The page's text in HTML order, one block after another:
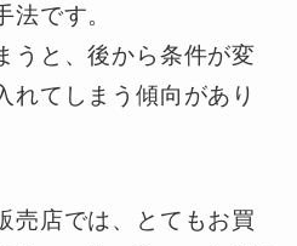
法です。
うと、後から条件が変
れてしまう傾向があり
売店では、とてもお買